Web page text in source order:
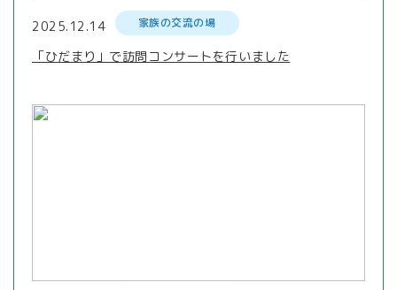
2025.12.14 家族の交流の場
「ひだまり」で訪問コンサートを行いました